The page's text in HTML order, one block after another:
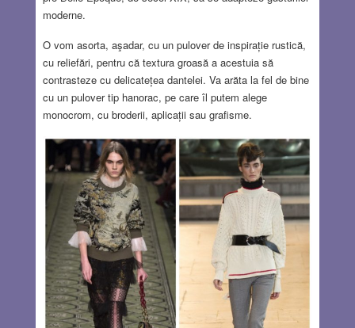
moderne.
O vom asorta, aşadar, cu un pulover de inspirație rustică,
cu reliefări, pentru că textura groasă a acestuia să
contrasteze cu delicatețea dantelei. Va arăta la fel de bine
cu un pulover tip hanorac, pe care îl putem alege
monocrom, cu broderii, aplicații sau grafisme.